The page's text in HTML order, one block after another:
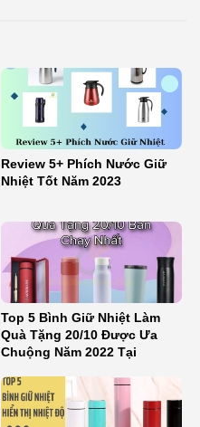
Review 5+ Phích Nước Giữ
Nhiệt Tốt Năm 2023
Top 5 Bình Giữ Nhiệt Làm
Quà Tặng 20/10 Được Ưa
Chuộng Năm 2022 Tại